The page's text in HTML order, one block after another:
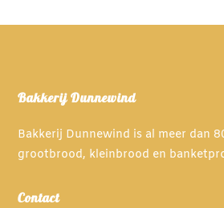
Bakkerij Dunnewind
Bakkerij Dunnewind is al meer dan
grootbrood, kleinbrood en
Contact